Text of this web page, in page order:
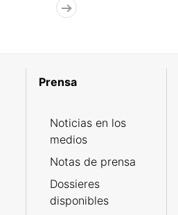
Prensa
Noticias en los
medios
Notas de prensa
Dossieres
disponibles